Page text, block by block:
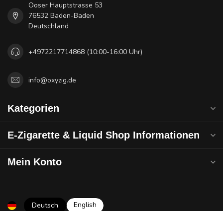
Ooser Hauptstrasse 53
76532 Baden-Baden
Deutschland
+4972217714868 (10:00-16:00 Uhr)
info@oxyzig.de
Kategorien
E-Zigarette & Liquid Shop Informationen
Mein Konto
Deutsch English